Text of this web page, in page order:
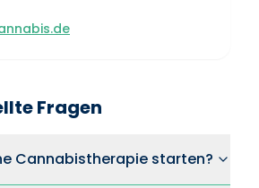
Fragen
Cannabistherapie starten?